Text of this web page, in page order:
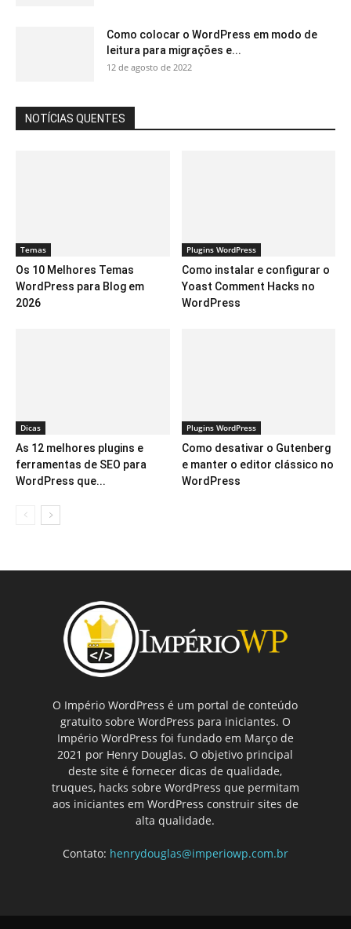
Como colocar o WordPress em modo de
leitura para migrações e...
12 de agosto de 2022
NOTÍCIAS QUENTES
Temas
Os 10 Melhores Temas
WordPress para Blog em
2026
Plugins WordPress
Como instalar e configurar o
Yoast Comment Hacks no
WordPress
Dicas
As 12 melhores plugins e
ferramentas de SEO para
WordPress que...
Plugins WordPress
Como desativar o Gutenberg
e manter o editor clássico no
WordPress
O Império WordPress é um portal de conteúdo
gratuito sobre WordPress para iniciantes. O
Império WordPress foi fundado em Março de
2021 por Henry Douglas. O objetivo principal
deste site é fornecer dicas de qualidade,
truques, hacks sobre WordPress que permitam
aos iniciantes em WordPress construir sites de
alta qualidade.
Contato: henrydouglas@imperiowp.com.br